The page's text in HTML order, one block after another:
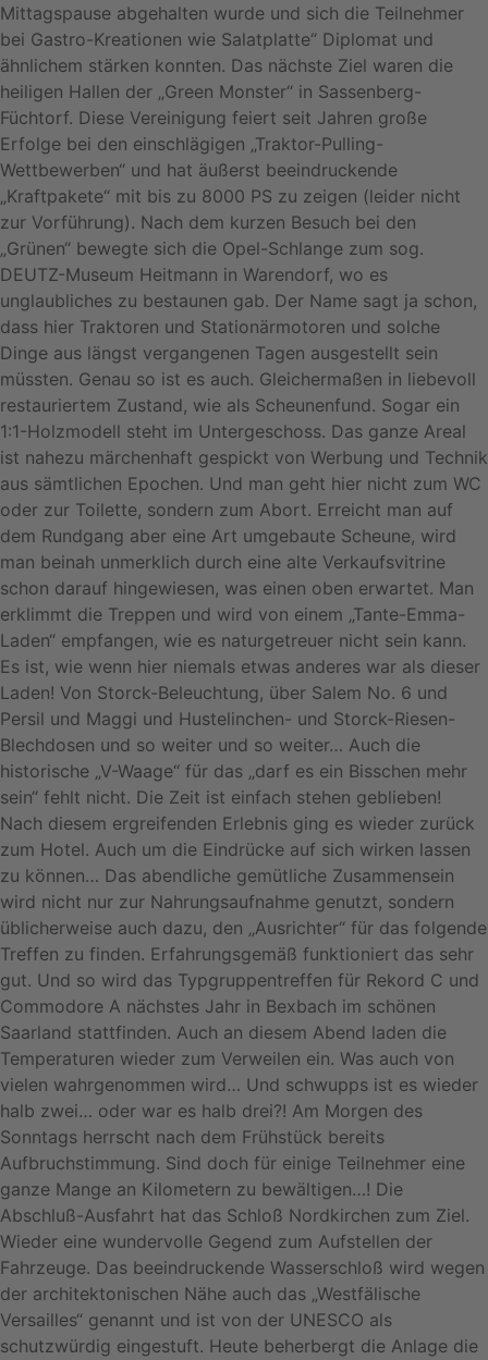
Mittagspause abgehalten wurde und sich die Teilnehmer
bei Gastro-Kreationen wie Salatplatte“ Diplomat und
ähnlichem stärken konnten. Das nächste Ziel waren die
heiligen Hallen der „Green Monster“ in Sassenberg-
Füchtorf. Diese Vereinigung feiert seit Jahren große
Erfolge bei den einschlägigen „Traktor-Pulling-
Wettbewerben“ und hat äußerst beeindruckende
„Kraftpakete“ mit bis zu 8000 PS zu zeigen (leider nicht
zur Vorführung). Nach dem kurzen Besuch bei den
„Grünen“ bewegte sich die Opel-Schlange zum sog.
DEUTZ-Museum Heitmann in Warendorf, wo es
unglaubliches zu bestaunen gab. Der Name sagt ja schon,
dass hier Traktoren und Stationärmotoren und solche
Dinge aus längst vergangenen Tagen ausgestellt sein
müssten. Genau so ist es auch. Gleichermaßen in liebevoll
restauriertem Zustand, wie als Scheunenfund. Sogar ein
1:1-Holzmodell steht im Untergeschoss. Das ganze Areal
ist nahezu märchenhaft gespickt von Werbung und Technik
aus sämtlichen Epochen. Und man geht hier nicht zum WC
oder zur Toilette, sondern zum Abort. Erreicht man auf
dem Rundgang aber eine Art umgebaute Scheune, wird
man beinah unmerklich durch eine alte Verkaufsvitrine
schon darauf hingewiesen, was einen oben erwartet. Man
erklimmt die Treppen und wird von einem „Tante-Emma-
Laden“ empfangen, wie es naturgetreuer nicht sein kann.
Es ist, wie wenn hier niemals etwas anderes war als dieser
Laden! Von Storck-Beleuchtung, über Salem No. 6 und
Persil und Maggi und Hustelinchen- und Storck-Riesen-
Blechdosen und so weiter und so weiter… Auch die
historische „V-Waage“ für das „darf es ein Bisschen mehr
sein“ fehlt nicht. Die Zeit ist einfach stehen geblieben!
Nach diesem ergreifenden Erlebnis ging es wieder zurück
zum Hotel. Auch um die Eindrücke auf sich wirken lassen
zu können… Das abendliche gemütliche Zusammensein
wird nicht nur zur Nahrungsaufnahme genutzt, sondern
üblicherweise auch dazu, den „Ausrichter“ für das folgende
Treffen zu finden. Erfahrungsgemäß funktioniert das sehr
gut. Und so wird das Typgruppentreffen für Rekord C und
Commodore A nächstes Jahr in Bexbach im schönen
Saarland stattfinden. Auch an diesem Abend laden die
Temperaturen wieder zum Verweilen ein. Was auch von
vielen wahrgenommen wird… Und schwupps ist es wieder
halb zwei… oder war es halb drei?! Am Morgen des
Sonntags herrscht nach dem Frühstück bereits
Aufbruchstimmung. Sind doch für einige Teilnehmer eine
ganze Mange an Kilometern zu bewältigen…! Die
Abschluß-Ausfahrt hat das Schloß Nordkirchen zum Ziel.
Wieder eine wundervolle Gegend zum Aufstellen der
Fahrzeuge. Das beeindruckende Wasserschloß wird wegen
der architektonischen Nähe auch das „Westfälische
Versailles“ genannt und ist von der UNESCO als
schutzwürdig eingestuft. Heute beherbergt die Anlage die